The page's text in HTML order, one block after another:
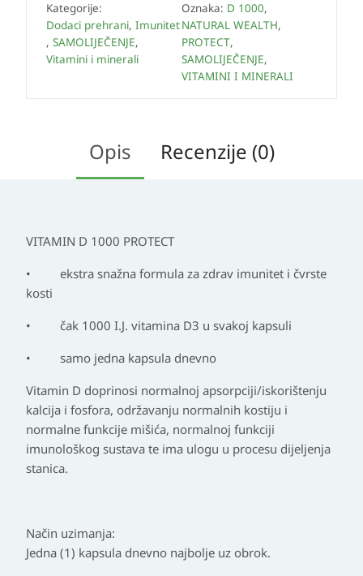
Kategorije:
Dodaci prehrani, Imunitet
, SAMOLIJEČENJE,
Vitamini i minerali
Oznaka: D 1000,
NATURAL WEALTH,
PROTECT,
SAMOLIJEČENJE,
VITAMINI I MINERALI
Opis Recenzije (0)
VITAMIN D 1000 PROTECT
• ekstra snažna formula za zdrav imunitet i čvrste
kosti
• čak 1000 I.J. vitamina D3 u svakoj kapsuli
• samo jedna kapsula dnevno
Vitamin D doprinosi normalnoj apsorpciji/iskorištenju
kalcija i fosfora, održavanju normalnih kostiju i
normalne funkcije mišića, normalnoj funkciji
imunološkog sustava te ima ulogu u procesu dijeljenja
stanica.
Način uzimanja:
Jedna (1) kapsula dnevno najbolje uz obrok.